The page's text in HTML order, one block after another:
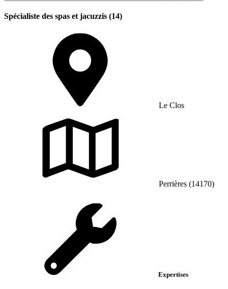
Spécialiste des spas et jacuzzis (14)
Le Clos
Perrières (14170)
Expertises